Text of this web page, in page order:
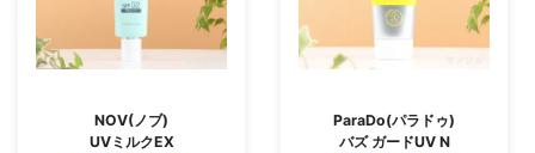
NOV(ノブ)
UVミルクEX
ParaDo(パラドゥ)
バズ ガードUV N